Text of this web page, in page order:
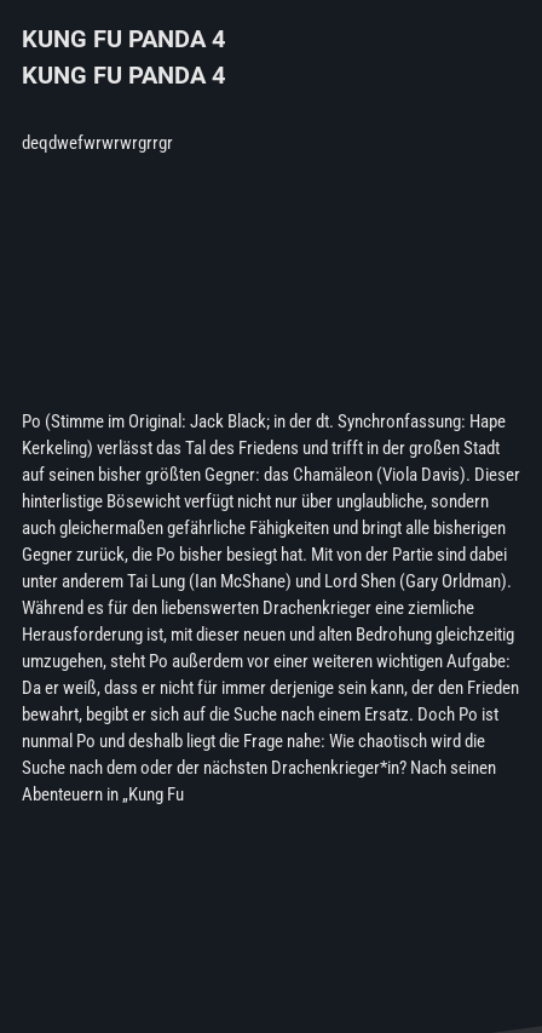
KUNG FU PANDA 4
KUNG FU PANDA 4
deqdwefwrwrwrgrrgr
Po (Stimme im Original: Jack Black; in der dt. Synchronfassung: Hape
Kerkeling) verlässt das Tal des Friedens und trifft in der großen Stadt
auf seinen bisher größten Gegner: das Chamäleon (Viola Davis). Dieser
hinterlistige Bösewicht verfügt nicht nur über unglaubliche, sondern
auch gleichermaßen gefährliche Fähigkeiten und bringt alle bisherigen
Gegner zurück, die Po bisher besiegt hat. Mit von der Partie sind dabei
unter anderem Tai Lung (Ian McShane) und Lord Shen (Gary Orldman).
Während es für den liebenswerten Drachenkrieger eine ziemliche
Herausforderung ist, mit dieser neuen und alten Bedrohung gleichzeitig
umzugehen, steht Po außerdem vor einer weiteren wichtigen Aufgabe:
Da er weiß, dass er nicht für immer derjenige sein kann, der den Frieden
bewahrt, begibt er sich auf die Suche nach einem Ersatz. Doch Po ist
nunmal Po und deshalb liegt die Frage nahe: Wie chaotisch wird die
Suche nach dem oder der nächsten Drachenkrieger*in? Nach seinen
Abenteuern in „Kung Fu